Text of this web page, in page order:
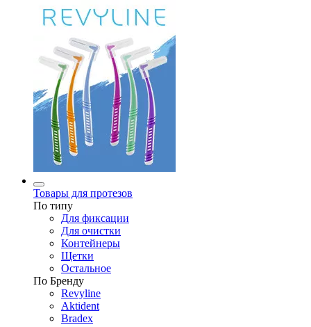
Товары для протезов
По типу
Для фиксации
Для очистки
Контейнеры
Щетки
Остальное
По Бренду
Revyline
Aktident
Bradex